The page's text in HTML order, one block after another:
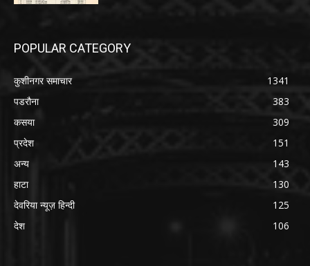
POPULAR CATEGORY
कुशीनगर समाचार
1341
पडरौना
383
कसया
309
प्रदेश
151
अन्य
143
हाटा
130
देवरिया न्यूज़ हिन्दी
125
देश
106